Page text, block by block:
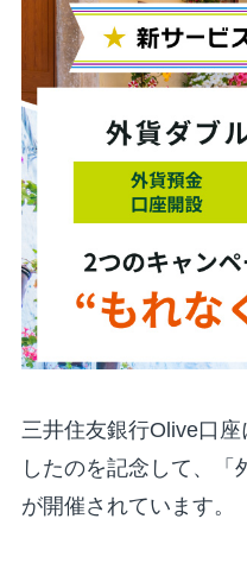
三井住友銀行Olive口
したのを記念して、「
が開催されています。